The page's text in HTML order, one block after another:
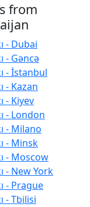
from
- Dubai
- Gəncə
- İstanbul
- Kazan
- Kiyev
- London
- Milano
- Minsk
- Moscow
- New York
- Prague
- Tbilisi